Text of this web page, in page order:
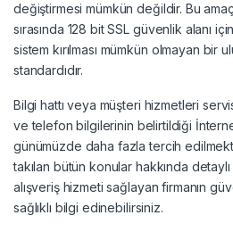
değiştirmesi mümkün değildir. Bu
sırasında 128 bit SSL güvenlik alanı
sistem kırılması mümkün olmayan bir
standardıdır.
Bilgi hattı veya müşteri hizmetleri
ve telefon bilgilerinin belirtildiği
günümüzde daha fazla tercih
takılan bütün konular hakkında
alışveriş hizmeti sağlayan firmanın
sağlıklı bilgi edinebilirsiniz.